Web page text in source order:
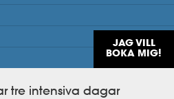
JAG VILL
BOKA MIG!
tre intensiva dagar